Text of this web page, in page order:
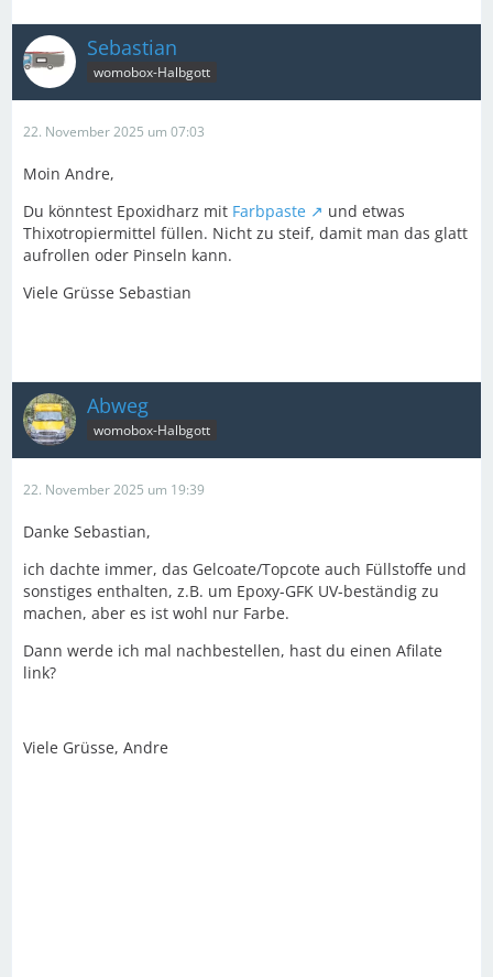
Sebastian
womobox-Halbgott
22. November 2025 um 07:03
Moin Andre,
Du könntest Epoxidharz mit Farbpaste
und etwas
Thixotropiermittel füllen. Nicht zu steif, damit man das glatt
aufrollen oder Pinseln kann.
Viele Grüsse Sebastian
Abweg
womobox-Halbgott
22. November 2025 um 19:39
Danke Sebastian,
ich dachte immer, das Gelcoate/Topcote auch Füllstoffe und
sonstiges enthalten, z.B. um Epoxy-GFK UV-beständig zu
machen, aber es ist wohl nur Farbe.
Dann werde ich mal nachbestellen, hast du einen Afilate
link?
Viele Grüsse, Andre